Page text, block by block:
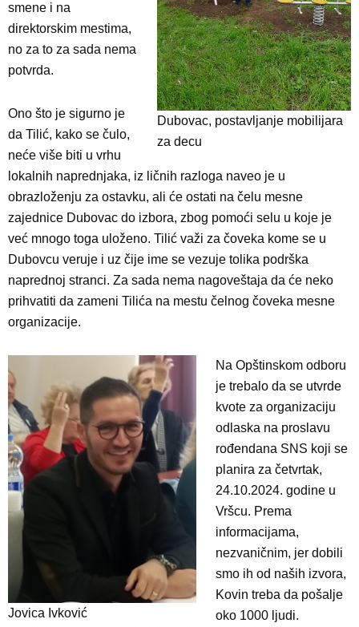
Dubovac, postavljanje mobilijara
za decu
smene i na
direktorskim mestima,
no za to za sada nema
potvrda.
Ono što je sigurno je
da Tilić, kako se čulo,
neće više biti u vrhu
lokalnih naprednjaka, iz ličnih razloga naveo je u
obrazloženju za ostavku, ali će ostati na čelu mesne
zajednice Dubovac do izbora, zbog pomoći selu u koje je
već mnogo toga uloženo. Tilić važi za čoveka kome se u
Dubovcu veruje i uz čije ime se vezuje tolika podrška
naprednoj stranci. Za sada nema nagoveštaja da će neko
prihvatiti da zameni Tilića na mestu čelnog čoveka mesne
organizacije.
Jovica Ivković
Na Opštinskom odboru
je trebalo da se utvrde
kvote za organizaciju
odlaska na proslavu
rođendana SNS koji se
planira za četvrtak,
24.10.2024. godine u
Vršcu. Prema
informacijama,
nezvaničnim, jer dobili
smo ih od naših izvora,
Kovin treba da pošalje
oko 1000 ljudi.